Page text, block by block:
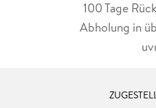
100 Tage
Abholung in